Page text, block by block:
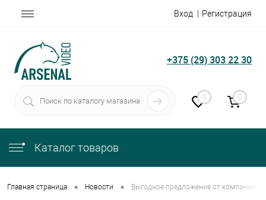
Вход Регистрация
+375 (29) 303 22 30
0 0
Каталог товаров
Главная страница • Новости • Выгодное предложение от компании